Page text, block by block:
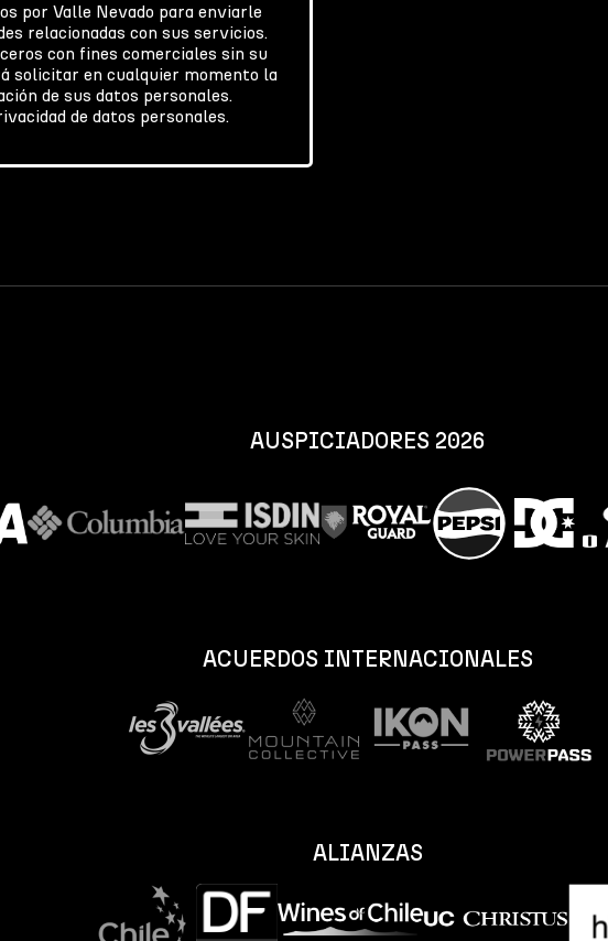
por Valle Nevado para enviarle
relacionadas con sus servicios.
con fines comerciales sin su
solicitar en cualquier momento la
de sus datos personales.
de datos personales.
AUSPICIADORES 2026
ACUERDOS INTERNACIONALES
ALIANZAS